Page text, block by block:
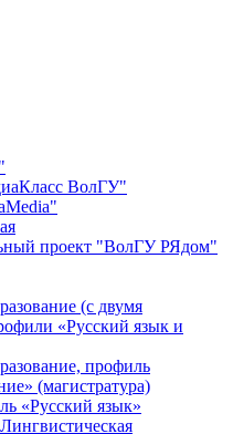
ВолГУ"
проект "ВолГУ РЯдом"
(с двумя
«Русский язык и
профиль
(магистратура)
«Русский язык»